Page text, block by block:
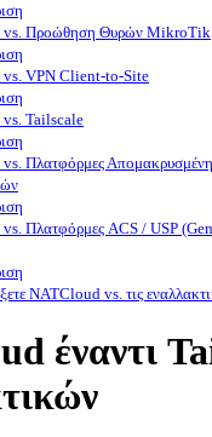
vs. Προώθηση Θυρών MikroTik
VPN Client-to-Site
Tailscale
Πλατφόρμες
Πλατφόρμες ACS / USP
NATCloud vs. τις
έναντι